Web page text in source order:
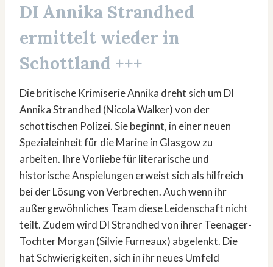
DI Annika Strandhed
ermittelt wieder in
Schottland +++
Die britische Krimiserie Annika dreht sich um DI
Annika Strandhed (Nicola Walker) von der
schottischen Polizei. Sie beginnt, in einer neuen
Spezialeinheit für die Marine in Glasgow zu
arbeiten. Ihre Vorliebe für literarische und
historische Anspielungen erweist sich als hilfreich
bei der Lösung von Verbrechen. Auch wenn ihr
außergewöhnliches Team diese Leidenschaft nicht
teilt. Zudem wird DI Strandhed von ihrer Teenager-
Tochter Morgan (Silvie Furneaux) abgelenkt. Die
hat Schwierigkeiten, sich in ihr neues Umfeld